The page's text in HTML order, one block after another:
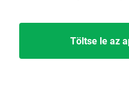
Töltse le az